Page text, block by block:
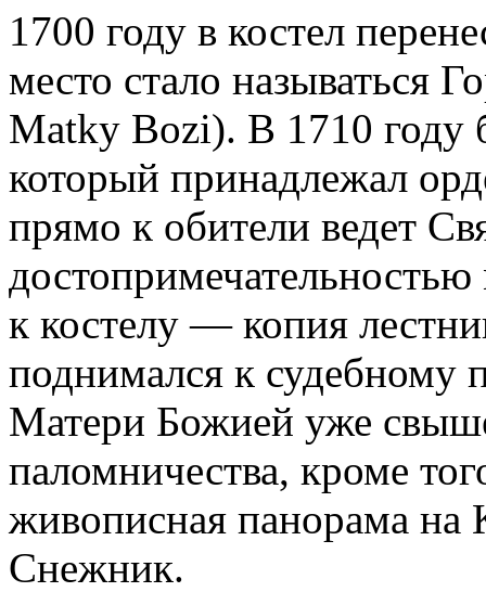
1700 году в костел
место стало называться
Matky Bozi). В 1710 году
который принадлежал
прямо к обители ведет
к костелу — копия
поднимался к судебному
Матери Божией уже
паломничества, кроме
живописная панорама
Снежник.